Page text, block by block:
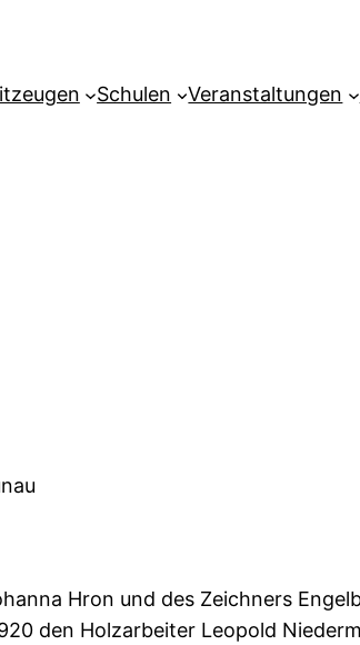
Schulen Veranstaltungen
Hron und des Zeichners
den Holzarbeiter Leopold